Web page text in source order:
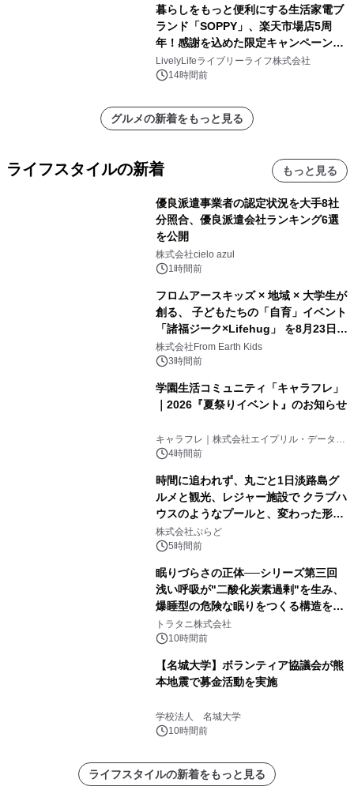
暮らしをもっと便利にする生活家電ブ
ランド「SOPPY」、楽天市場店5周
年！感謝を込めた限定キャンペーンを
8月10日より開催
LivelyLifeライブリーライフ株式会社
14時間前
グルメの新着をもっと見る
ライフスタイルの新着 もっと見る
優良派遣事業者の認定状況を大手8社
分照合、優良派遣会社ランキング6選
を公開
株式会社cielo azul
1時間前
フロムアースキッズ × 地域 × 大学生が
創る、 子どもたちの「自育」イベント
「諸福ジーク×Lifehug」 を8月23日
(日)開催
株式会社From Earth Kids
3時間前
学園生活コミュニティ「キャラフレ」
｜2026『夏祭りイベント』のお知らせ
キャラフレ｜株式会社エイプリル・データ・
デザインズ
4時間前
時間に追われず、丸ごと1日淡路島グ
ルメと観光、レジャー施設で クラブハ
ウスのようなプールと、変わった形の
サウナも 「THE BOXY AWAJI」のお
得な素泊まり連泊プランで
株式会社ぷらど
5時間前
眠りづらさの正体──シリーズ第三回
浅い呼吸が"二酸化炭素過剰"を生み、
爆睡型の危険な眠りをつくる構造を解
説
トラタニ株式会社
10時間前
【名城大学】ボランティア協議会が熊
本地震で募金活動を実施
学校法人 名城大学
10時間前
ライフスタイルの新着をもっと見る